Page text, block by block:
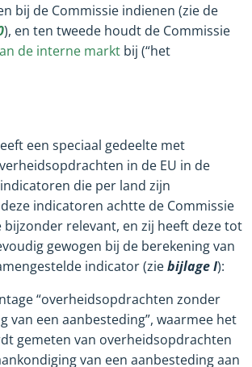
bij de Commissie indienen (zie de
), en ten tweede houdt de Commissie
de interne markt bij (“het
een speciaal gedeelte met
in de EU in de
die per land zijn
indicatoren achtte de Commissie
bijzonder relevant, en zij heeft deze tot
gewogen bij de berekening van
indicator (ziebijlage I):
“overheidsopdrachten zonder
van een aanbesteding”, waarmee het
gemeten van overheidsopdrachten
van een aanbesteding aan